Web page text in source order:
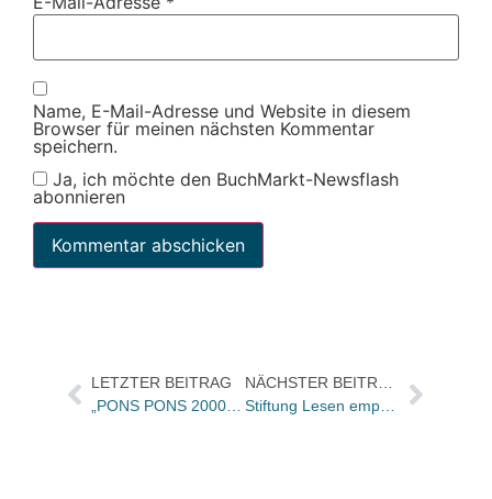
Name, E-Mail-Adresse und Website in diesem
Browser für meinen nächsten Kommentar
speichern.
Ja, ich möchte den BuchMarkt-Newsflash
abonnieren
LETZTER BEITRAG
„PONS PONS 2000“ für kreative Wortschöpfer